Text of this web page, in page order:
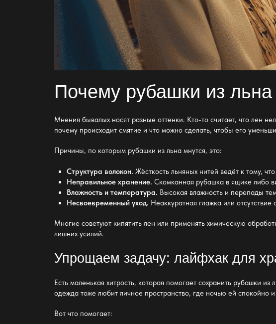
Почему рубашки из льна
Мнения бывалых носят разные оттенки. Кто-то считает, что лен
почему происходит смятие и что можно сделать, чтобы его
Причины, по которым рубашки из льнамнутся, это:
Структура волокон. Жёсткость льняных нитей ведёт к тому,
Неправильное хранение. Скомканная рубашка в ящике либо
Влажность и температура. Высокая влажность и перепады
Несвоевременный уход. Неаккуратная глажка или
Многие советуют кипятить лен или применять химическую
лишних усилий.
Упрощаем задачу: лайфхак для
Есть маленькая хитрость, которая помогает сохранить рубашки
одежда тоже любит личное пространство, где ночью ей спокойно
Вот что помогает: